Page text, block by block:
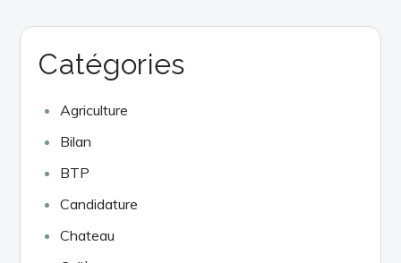
Catégories
Agriculture
Bilan
BTP
Candidature
Chateau